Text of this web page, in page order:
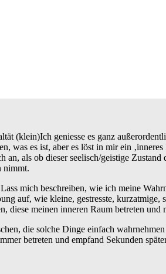
Ich geniesse es ganz
was es ist, aber es löst in mir ein
an, als ob dieser seelisch/geistige
nimmt.
mich beschreiben, wie ich meine
auf, wie kleine, gestresste,
diese meinen inneren Raum betreten
die solche Dinge einfach
betreten und empfand Sekunden